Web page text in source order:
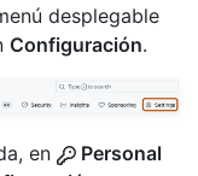
desplegable
Configuración.
en
Personal